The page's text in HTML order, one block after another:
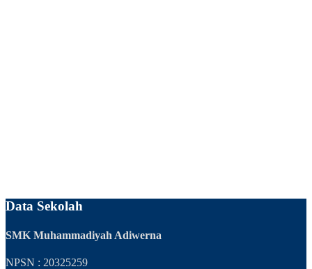
Data Sekolah
SMK Muhammadiyah Adiwerna
NPSN : 20325259